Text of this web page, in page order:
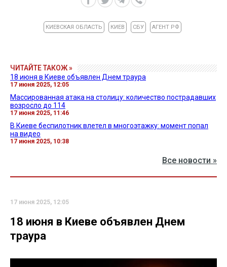
КИЕВСКАЯ ОБЛАСТЬ КИЕВ СБУ АГЕНТ РФ
ЧИТАЙТЕ ТАКОЖ »
18 июня в Киеве объявлен Днем траура
17 июня 2025, 12:05
Массированная атака на столицу: количество пострадавших
возросло до 114
17 июня 2025, 11:46
В Киеве беспилотник влетел в многоэтажку: момент попал
на видео
17 июня 2025, 10:38
Все новости »
17 июня 2025, 12:05
18 июня в Киеве объявлен Днем
траура